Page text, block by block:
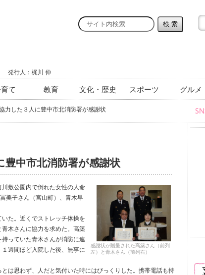
発行人：梶川 伸
て 教育 文化・歴史 スポーツ グルメ
力した３人に豊中市北消防署が感謝状
豊中市北消防署が感謝状
感謝状が贈呈された高築さん（前列
左）と青木さん（前列右）
敷公園内で倒れた女性の人命
美子さん（宮山町）、青木早
た。近くでストレッチ体操を
木さんに協力を求めた。高築
っていた青木さんが消防に連
週間ほど入院した後、無事に
は思わず、人だと気付いた時にはびっくりした。携帯電話も持